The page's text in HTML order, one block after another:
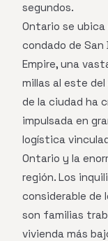
segundos.
Ontario se
condado de San
Empire, una
millas al este
de la ciudad ha
impulsada en
logística
Ontario y la
región. Los
considerable de
son familias
vivienda más